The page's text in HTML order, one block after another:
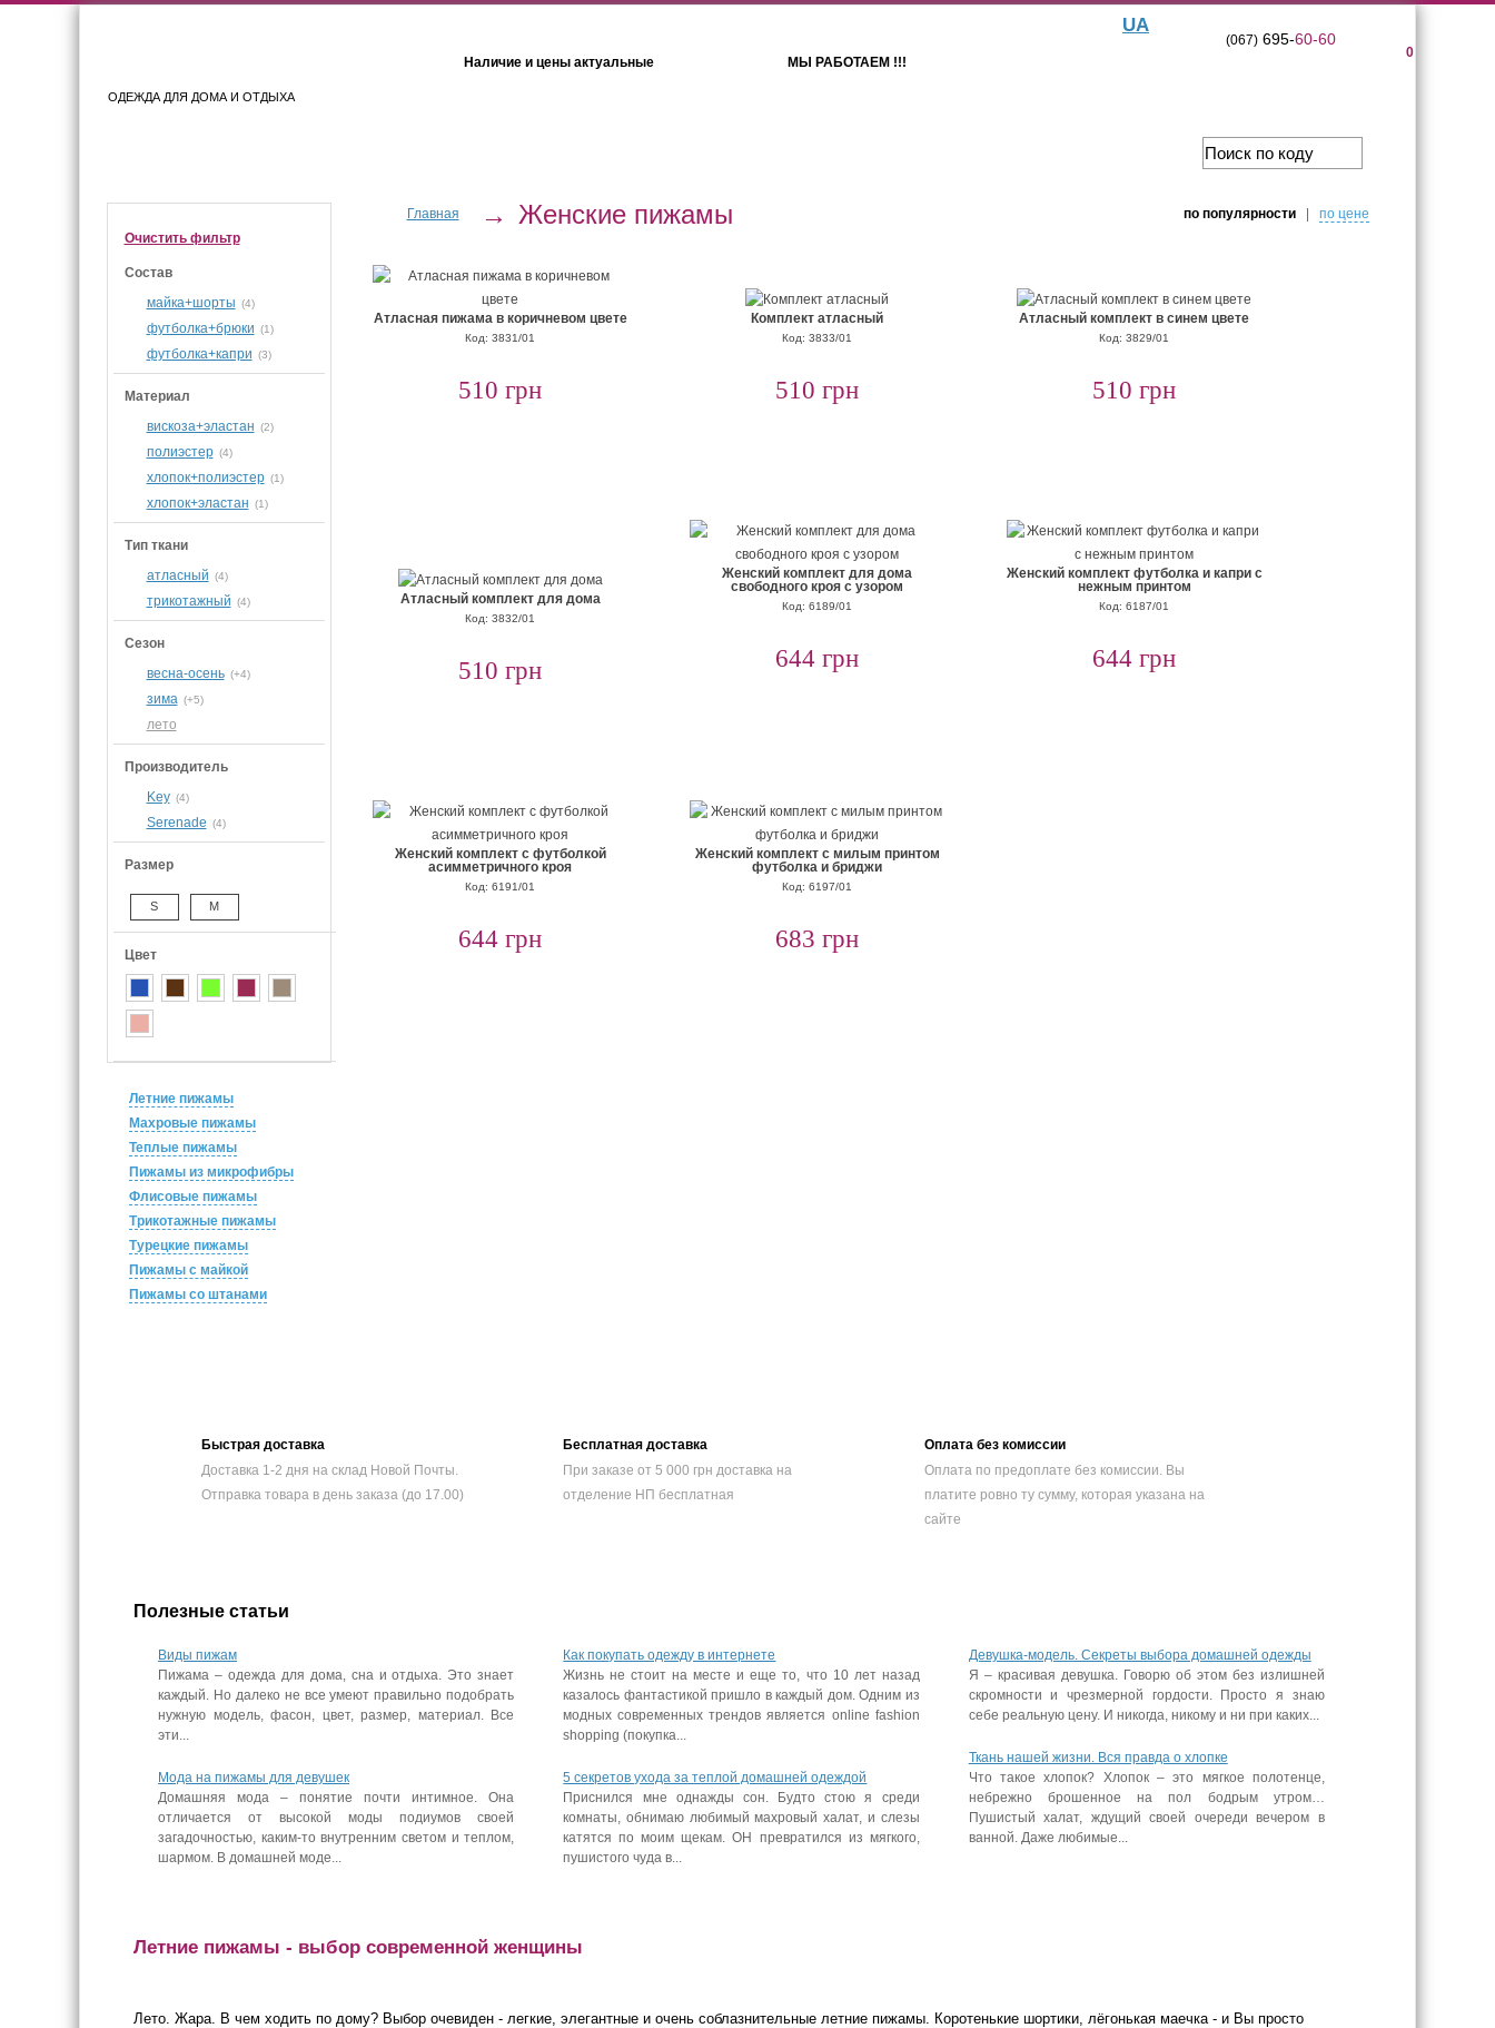
ОДЕЖДА ДЛЯ ДОМА И ОТДЫХА
Наличие и цены актуальные МЫ РАБОТАЕМ !!!
UA
0
(067)695-60-60
Очистить фильтр
Состав
майка+шорты (4)
футболка+брюки (1)
футболка+капри (3)
Материал
вискоза+эластан (2)
полиэстер (4)
хлопок+полиэстер (1)
хлопок+эластан (1)
Тип ткани
атласный (4)
трикотажный (4)
Сезон
весна-осень (+4)
зима (+5)
лето
Производитель
Key (4)
Serenade (4)
Размер
S M
Цвет
Летние пижамы
Махровые пижамы
Теплые пижамы
Пижамы из микрофибры
Флисовые пижамы
Трикотажные пижамы
Турецкие пижамы
Пижамы с майкой
Пижамы со штанами
Главная → Женские пижамы по популярности| по цене
Атласная пижама в коричневом цвете
Код: 3831/01
510 грн
Комплект атласный
Код: 3833/01
510 грн
Атласный комплект в синем цвете
Код: 3829/01
510 грн
Атласный комплект для дома
Код: 3832/01
510 грн
Женский комплект для дома
свободного кроя с узором
Код: 6189/01
644 грн
Женский комплект футболка и капри с
нежным принтом
Код: 6187/01
644 грн
Женский комплект с футболкой
асимметричного кроя
Код: 6191/01
644 грн
Женский комплект с милым принтом
футболка и бриджи
Код: 6197/01
683 грн
Быстрая доставка
Доставка 1-2 дня на склад Новой Почты.
Отправка товара в день заказа (до 17.00)
Бесплатная доставка
При заказе от 5 000 грн доставка на
отделение НП бесплатная
Оплата без комиссии
Оплата по предоплате без комиссии. Вы
платите ровно ту сумму, которая указана на
сайте
Полезные статьи
Виды пижам
Пижама – одежда для дома, сна и отдыха. Это знает
каждый. Но далеко не все умеют правильно подобрать
нужную модель, фасон, цвет, размер, материал. Все
эти...
Мода на пижамы для девушек
Домашняя мода – понятие почти интимное. Она
отличается от высокой моды подиумов своей
загадочностью, каким-то внутренним светом и теплом,
шармом. В домашней моде...
Как покупать одежду в интернете
Жизнь не стоит на месте и еще то, что 10 лет назад
казалось фантастикой пришло в каждый дом. Одним из
модных современных трендов является online fashion
shopping (покупка...
5 секретов ухода за теплой домашней одеждой
Приснился мне однажды сон. Будто стою я среди
комнаты, обнимаю любимый махровый халат, и слезы
катятся по моим щекам. ОН превратился из мягкого,
пушистого чуда в...
Девушка-модель. Секреты выбора домашней одежды
Я – красивая девушка. Говорю об этом без излишней
скромности и чрезмерной гордости. Просто я знаю
себе реальную цену. И никогда, никому и ни при каких...
Ткань нашей жизни. Вся правда о хлопке
Что такое хлопок? Хлопок – это мягкое полотенце,
небрежно брошенное на пол бодрым утром…
Пушистый халат, ждущий своей очереди вечером в
ванной. Даже любимые...
Летние пижамы - выбор современной женщины
Лето. Жара. В чем ходить по дому? Выбор очевиден - легкие, элегантные и очень соблазнительные летние пижамы. Коротенькие шортики, лёгонькая маечка - и Вы просто